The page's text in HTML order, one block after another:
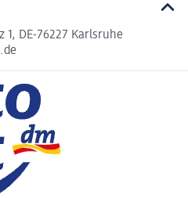
DE-76227 Karlsruhe